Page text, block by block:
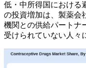
低・中所得国における
の投資増加は、製薬会
機関との供給パートナ
受けられていない人々